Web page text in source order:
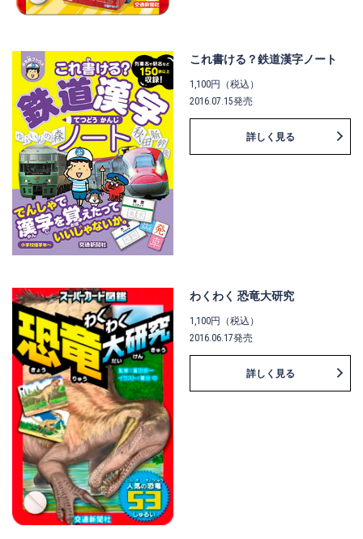
これ書ける？鉄道漢字ノート
1,100円（税込）
2016.07.15発売
詳しく見る
わくわく 恐竜大研究
1,100円（税込）
2016.06.17発売
詳しく見る